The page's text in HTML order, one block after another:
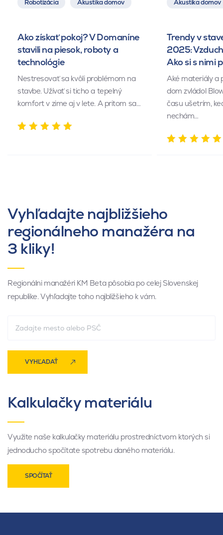
Robotizácia Akustika domov
Ako získať pokoj? V Domaníne
stavili na piesok, roboty a
technológie
Nestresovať sa kvôli problémom na
stavbe. Užívať si ticho a tepelný
komfort v zime aj v lete. A pritom sa…
Akustika domov
Trendy v
2025:
Ako si s nimi
Aké materiály a
dom zvládol
času ušetrím,
nechám…
Vyhľadajte najbližšieho
regionálneho manažéra na
3 kliky!
Regionálni manažéri KM Beta pôsobia po celej Slovenskej
republike. Vyhľadajte toho najbližšieho k vám.
VYHĽADAŤ
Kalkulačky materiálu
Využite naše kalkulačky materiálu prostredníctvom ktorých si
jednoducho spočítate spotrebu daného materiálu.
SPOČÍTAŤ